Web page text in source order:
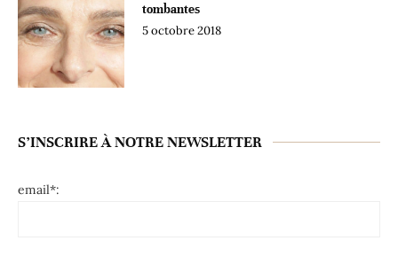
tombantes
5 octobre 2018
S’INSCRIRE À NOTRE NEWSLETTER
email*: